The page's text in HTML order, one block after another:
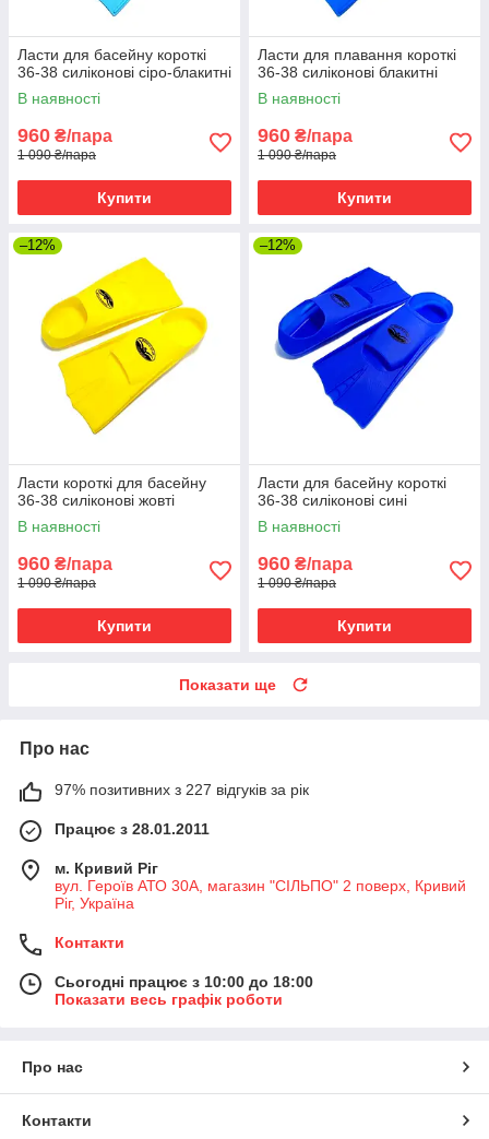
Ласти для басейну короткі
36-38 силіконові сіро-блакитні
В наявності
960 ₴/пара
1 090 ₴/пара
Купити
Ласти для плавання короткі
36-38 силіконові блакитні
В наявності
960 ₴/пара
1 090 ₴/пара
Купити
–12%
Ласти короткі для басейну
36-38 силіконові жовті
В наявності
960 ₴/пара
1 090 ₴/пара
Купити
–12%
Ласти для басейну короткі
36-38 силіконові сині
В наявності
960 ₴/пара
1 090 ₴/пара
Купити
Показати ще
Про нас
97% позитивних з 227 відгуків за рік
Працює з 28.01.2011
м. Кривий Ріг
вул. Героїв АТО 30А, магазин "СІЛЬПО" 2 поверх, Кривий
Ріг, Україна
Контакти
Сьогодні працює з 10:00 до 18:00
Показати весь графік роботи
Про нас
Контакти